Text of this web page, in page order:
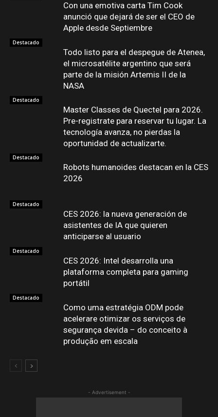
Con una emotiva carta Tim Cook
anunció que dejará de ser el CEO de
Apple desde Septiembre
Destacado
Todo listo para el despegue de Atenea,
el microsatélite argentino que será
parte de la misión Artemis II de la
NASA
Destacado
Master Classes de Quectel para 2026.
Pre-registrate para reservar tu lugar. La
tecnología avanza, no pierdas la
oportunidad de actualizarte.
Destacado
Robots humanoides destacan en la CES
2026
Destacado
CES 2026: la nueva generación de
asistentes de IA que quieren
anticiparse al usuario
Destacado
CES 2026: Intel desarrolla una
plataforma completa para gaming
portátil
Destacado
Como uma estratégia ODM pode
acelerare otimizar os serviços de
segurança devida – do conceito à
produção em escala
- Advertisement -